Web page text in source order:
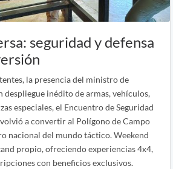
seguridad y defensa
la presencia del ministro de
despliegue inédito de armas, vehículos,
especiales, el Encuentro de Seguridad
a convertir al Polígono de Campo
nacional del mundo táctico. Weekend
propio, ofreciendo experiencias 4x4,
con beneficios exclusivos.